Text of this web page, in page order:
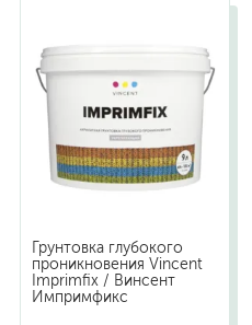
Грунтовка глубокого
проникновения Vincent
Imprimfix / Винсент
Импримфикс